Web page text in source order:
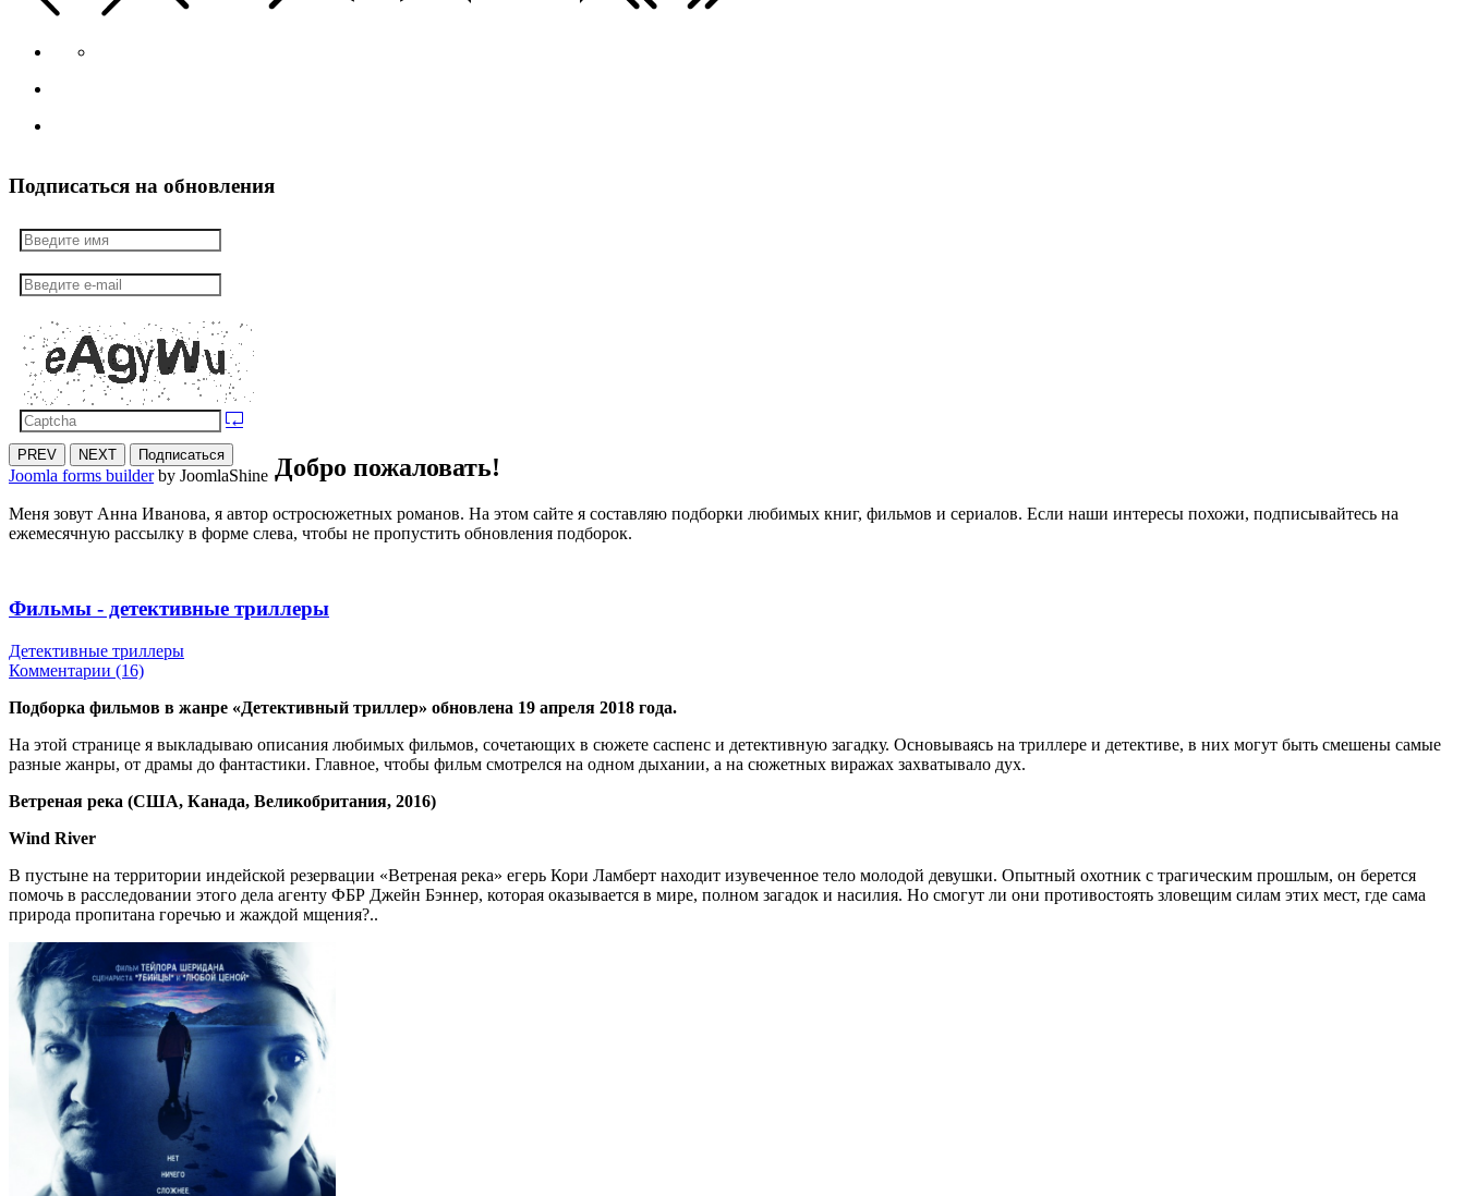
Подписаться на обновления
PREV NEXT Подписаться
Joomla forms builderby JoomlaShine Добро пожаловать!
Меня зовут Анна Иванова, я автор остросюжетных романов. На этом сайте я составляю подборки любимых книг, фильмов и сериалов. Если наши интересы похожи, подписывайтесь на
ежемесячную рассылку в форме слева, чтобы не пропустить обновления подборок.
Фильмы - детективные триллеры
Детективные триллеры
Комментарии (16)
Подборка фильмов в жанре «Детективный триллер» обновлена 19 апреля 2018 года.
На этой странице я выкладываю описания любимых фильмов, сочетающих в сюжете саспенс и детективную загадку. Основываясь на триллере и детективе, в них могут быть смешены самые
разные жанры, от драмы до фантастики. Главное, чтобы фильм смотрелся на одном дыхании, а на сюжетных виражах захватывало дух.
Ветреная река (США, Канада, Великобритания, 2016)
Wind River
В пустыне на территории индейской резервации «Ветреная река» егерь Кори Ламберт находит изувеченное тело молодой девушки. Опытный охотник с трагическим прошлым, он берется
помочь в расследовании этого дела агенту ФБР Джейн Бэннер, которая оказывается в мире, полном загадок и насилия. Но смогут ли они противостоять зловещим силам этих мест, где сама
природа пропитана горечью и жаждой мщения?..